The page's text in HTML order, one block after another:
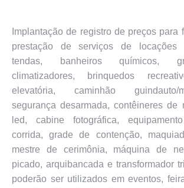
Implantação de registro de preços para
prestação de serviços de locações
tendas, banheiros químicos,
climatizadores, brinquedos
elevatória, caminhão guindauto/
segurança desarmada, contêineres de
led, cabine fotográfica,
corrida, grade de contenção,
mestre de cerimônia, máquina de
picado, arquibancada e transformador
poderão ser utilizados em eventos,